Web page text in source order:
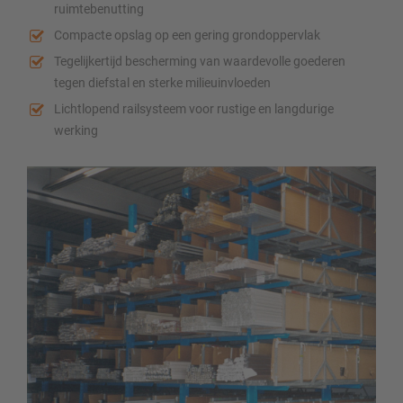
ruimtebenutting
Compacte opslag op een gering grondoppervlak
Tegelijkertijd bescherming van waardevolle goederen
tegen diefstal en sterke milieuinvloeden
Lichtlopend railsysteem voor rustige en langdurige
werking